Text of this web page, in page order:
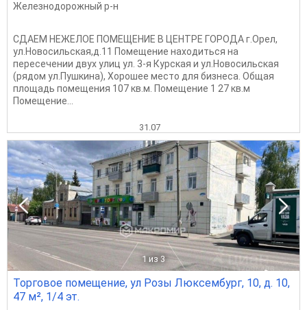
Железнодорожный р-н
СДАЕМ НЕЖЕЛОЕ ПОМЕЩЕНИЕ В ЦЕНТРЕ ГОРОДА г.Орел,
ул.Новосильская,д.11 Помещение находиться на
пересечении двух улиц ул. 3-я Курская и ул.Новосильская
(рядом ул.Пушкина), Хорошее место для бизнеса. Общая
площадь помещения 107 кв.м. Помещение 1 27 кв.м
Помещение...
31.07
1 из 3
Торговое помещение, ул Розы Люксембург, 10, д. 10,
47 м², 1/4 эт.